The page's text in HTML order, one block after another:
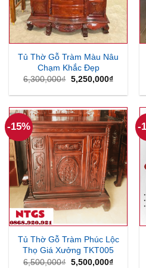
Tủ Thờ Gỗ Tràm Màu Nâu
Chạm Khắc Đẹp
6,300,000₫ Giá
là:
5,250,000₫Giá
tại
-15%
Tủ Thờ Gỗ Tràm Phúc Lộc
Thọ Giá Xưởng TKT005
6,500,000₫ Giá
5,500,000₫Giá
-